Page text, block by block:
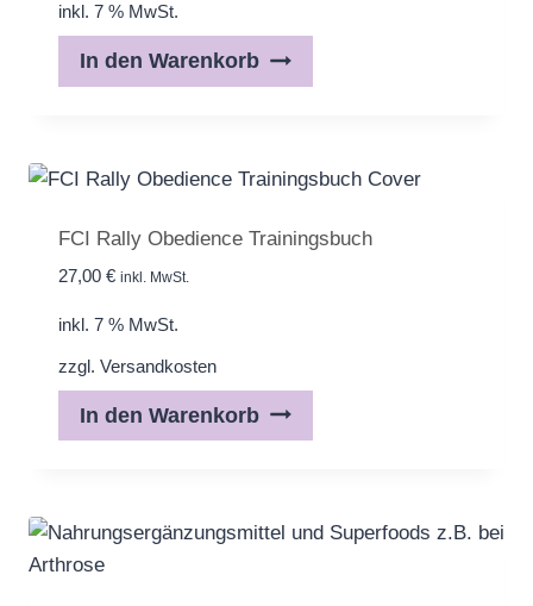
inkl. 7 % MwSt.
In den Warenkorb
FCI Rally Obedience Trainingsbuch
27,00 € inkl. MwSt.
inkl. 7 % MwSt.
zzgl. Versandkosten
In den Warenkorb